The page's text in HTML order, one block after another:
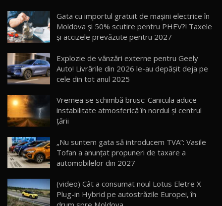
15 14:37
16
AutoBlogMD
13:10
17
30:08
Noul Geely EX5 EM-i care a cucerit Moldova
AutoBlog.MD
23:36
Noul ZEEKR 7X / Test Drive AutoBlog.MD
Gata cu importul gratuit de mașini electrice în
Moldova și 50% scutire pentru PHEV?! Taxele
și accizele prevăzute pentru 2027
Explozie de vânzări externe pentru Geely
Auto! Livrările din 2026 le-au depășit deja pe
cele din tot anul 2025
Vremea se schimbă brusc: Canicula aduce
instabilitate atmosferică în nordul și centrul
țării
„Nu suntem gata să introducem TVA”: Vasile
Tofan a anunțat propuneri de taxare a
automobilelor din 2027
(video) Cât a consumat noul Lotus Eletre X
Plug-in Hybrid pe autostrăzile Europei, în